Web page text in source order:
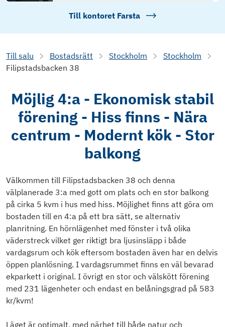
Till kontoret Farsta
Till salu Bostadsrätt Stockholm
Stockholm
Filipstadsbacken 38
Möjlig 4:a - Ekonomisk stabil
förening - Hiss finns - Nära
centrum - Modernt kök - Stor
balkong
Välkommen till Filipstadsbacken 38 och denna
välplanerade 3:a med gott om plats och en stor balkong
på cirka 5 kvm i hus med hiss. Möjlighet finns att göra om
bostaden till en 4:a på ett bra sätt, se alternativ
planritning. En hörnlägenhet med fönster i två olika
väderstreck vilket ger riktigt bra ljusinsläpp i både
vardagsrum och kök eftersom bostaden även har en delvis
öppen planlösning. I vardagsrummet finns en väl bevarad
ekparkett i original. I övrigt en stor och välskött förening
med 231 lägenheter och endast en belåningsgrad på 583
kr/kvm!
Läget är optimalt, med närhet till både natur och